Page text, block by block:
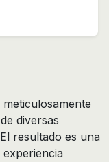
diversas
resultado es una